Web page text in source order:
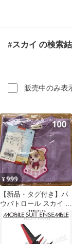
#スカイ の検索
販売中のみ表
¥999
【新品・タグ付き】パ
ウパトロール スカイ T
シャツ 100 ブランシェ